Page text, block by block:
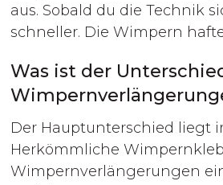
aus. Sobald du die Technik
schneller. Die Wimpern
Was ist der
Der Hauptunterschied liegt
Herkömmliche
Wimpernverlängerungen